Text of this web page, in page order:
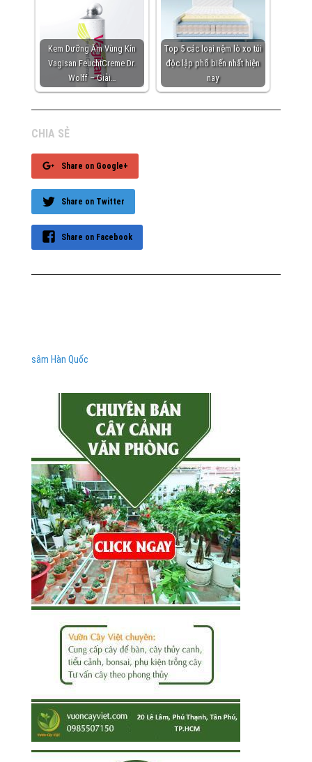
Kem Dưỡng Ẩm Vùng Kín
Vagisan FeuchtCreme Dr.
Wolff – Giải…
Top 5 các loại nệm lò xo túi
độc lập phổ biến nhất hiện
nay
CHIA SẺ
Share on Google+
Share on Twitter
Share on Facebook
sâm Hàn Quốc